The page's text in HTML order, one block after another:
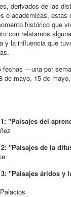
derivados de las
o académicas, estas
histórico que
con relatarnos
y la influencia que
fechas —una por
de mayo, 15 de
"Paisajes del
"Paisajes de la
"Paisajes áridos y